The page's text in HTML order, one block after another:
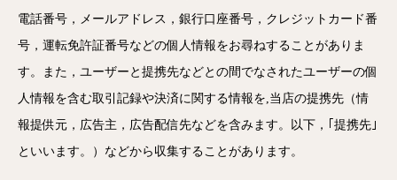
電話番号，メールアドレス，銀行口座番号，クレジットカード番
号，運転免許証番号などの個人情報をお尋ねすることがありま
す。また，ユーザーと提携先などとの間でなされたユーザーの個
人情報を含む取引記録や決済に関する情報を,当店の提携先（情
報提供元，広告主，広告配信先などを含みます。以下，｢提携先｣
といいます。）などから収集することがあります。